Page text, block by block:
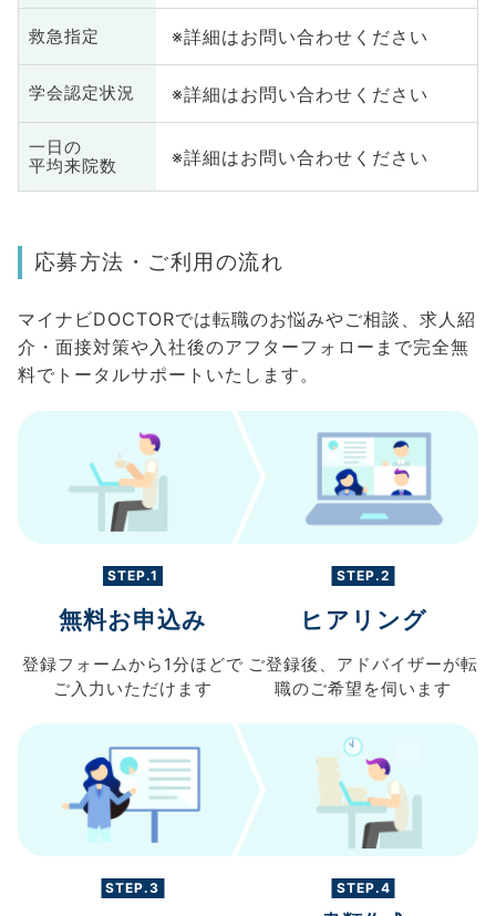
救急指定 ※詳細はお問い合わせください
学会認定状況 ※詳細はお問い合わせください
一日の
平均来院数
※詳細はお問い合わせください
応募方法・ご利用の流れ
マイナビDOCTORでは転職のお悩みやご相談、求人紹
介・面接対策や入社後のアフターフォローまで完全無
料でトータルサポートいたします。
STEP.1
無料お申込み
登録フォームから 1分ほどで
ご入力 いただけます
STEP.2
ヒアリング
ご登録後、 アドバイザーが転
職のご希望を伺います
STEP.3 STEP.4